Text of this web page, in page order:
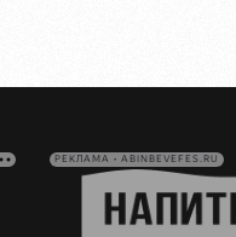
РЕКЛАМА • ABINBEVEFES.RU